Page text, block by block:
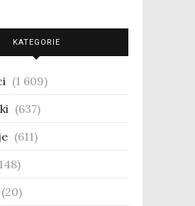
KATEGORIE
(1 609)
(637)
(611)
(20)